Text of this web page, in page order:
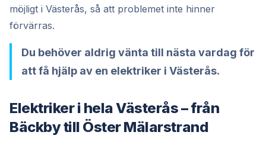
möjligt i Västerås, så att problemet inte hinner
förvärras.
Du behöver aldrig vänta till nästa vardag för
att få hjälp av en elektriker i Västerås.
Elektriker i hela Västerås – från
Bäckby till Öster Mälarstrand